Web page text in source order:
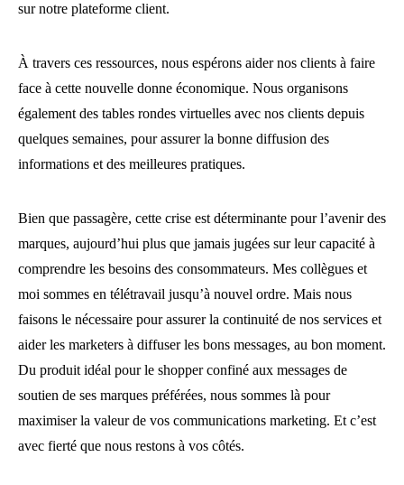
sur notre plateforme client.
À travers ces ressources, nous espérons aider nos clients à faire
face à cette nouvelle donne économique. Nous organisons
également des tables rondes virtuelles avec nos clients depuis
quelques semaines, pour assurer la bonne diffusion des
informations et des meilleures pratiques.
Bien que passagère, cette crise est déterminante pour l’avenir des
marques, aujourd’hui plus que jamais jugées sur leur capacité à
comprendre les besoins des consommateurs. Mes collègues et
moi sommes en télétravail jusqu’à nouvel ordre. Mais nous
faisons le nécessaire pour assurer la continuité de nos services et
aider les marketers à diffuser les bons messages, au bon moment.
Du produit idéal pour le shopper confiné aux messages de
soutien de ses marques préférées, nous sommes là pour
maximiser la valeur de vos communications marketing. Et c’est
avec fierté que nous restons à vos côtés.